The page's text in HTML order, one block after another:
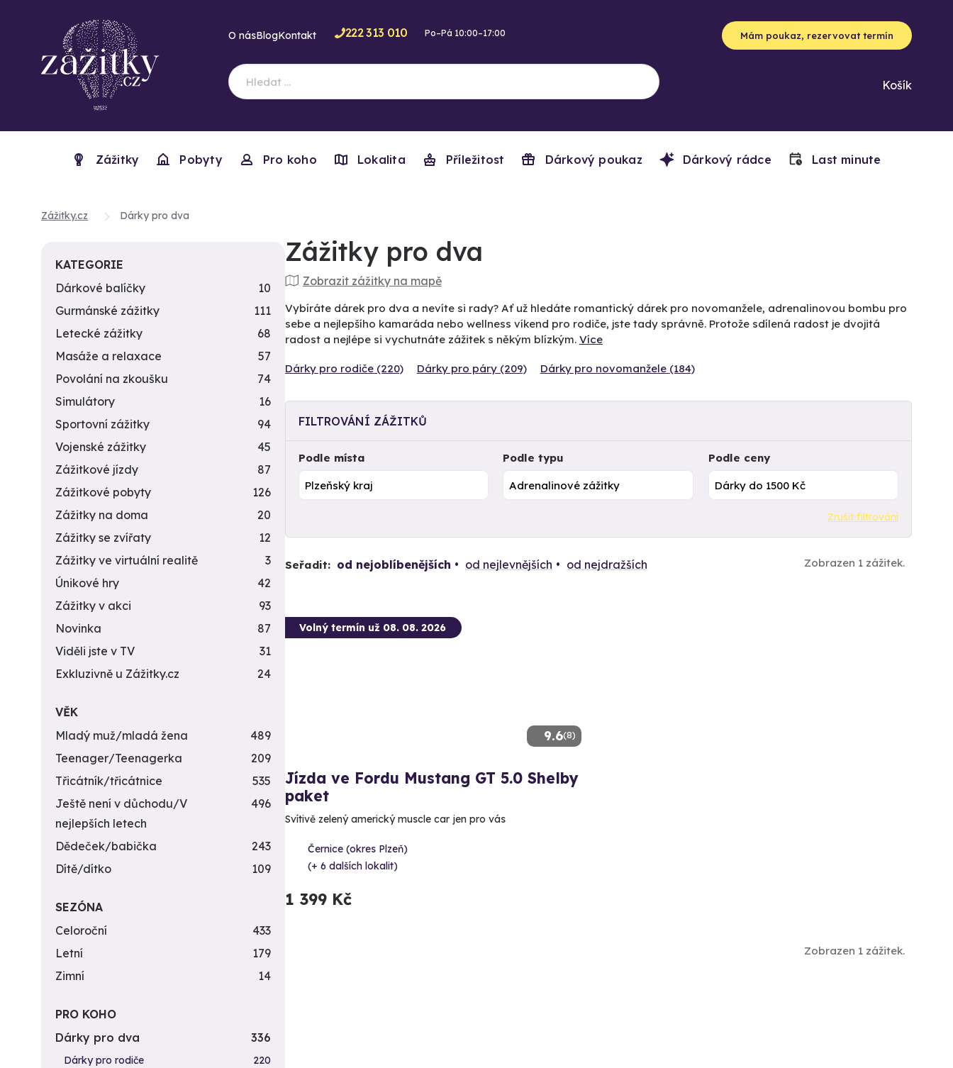
O násBlogKontakt 222 313 010 Po–Pá 10:00–17:00 Mám poukaz, rezervovat termín
Košík
Zážitky Pobyty Pro koho Lokalita Příležitost Dárkový poukaz Dárkový rádce Last minute
Zážitky.cz Dárky pro dva
Zážitky pro dva
Zobrazit zážitky na mapě
Vybíráte dárek pro dva a nevíte si rady? Ať už hledáte romantický dárek pro novomanžele, adrenalinovou bombu pro
sebe a nejlepšího kamaráda nebo wellness víkend pro rodiče, jste tady správně. Protože sdílená radost je dvojitá
radost a nejlépe si vychutnáte zážitek s někým blízkým. Více
Dárky pro rodiče (220) Dárky pro páry (209) Dárky pro novomanžele (184)
FILTROVÁNÍ ZÁŽITKŮ
Podle místa Podle typu Podle ceny
Zrušit filtrování
Seřadit: od nejoblíbenějších od nejlevnějších od nejdražších Zobrazen 1 zážitek.
9.6(8)
Volný termín už 08. 08. 2026
Jízda ve Fordu Mustang GT 5.0 Shelby
paket
Svítivě zelený americký muscle car jen pro vás
Černice (okres Plzeň)
(+ 6 dalších lokalit)
1 399 Kč
Zobrazen 1 zážitek.
KATEGORIE
Dárkové balíčky
10
Gurmánské zážitky
111
Letecké zážitky
68
Masáže a relaxace
57
Povolání na zkoušku
74
Simulátory
16
Sportovní zážitky
94
Vojenské zážitky
45
Zážitkové jízdy
87
Zážitkové pobyty
126
Zážitky na doma
20
Zážitky se zvířaty
12
Zážitky ve virtuální realitě
3
Únikové hry
42
Zážitky v akci
93
Novinka
87
Viděli jste v TV
31
Exkluzivně u Zážitky.cz
24
VĚK
Mladý muž/mladá žena
489
Teenager/Teenagerka
209
Třicátník/třicátnice
535
Ještě není v důchodu/V
nejlepších letech
496
Dědeček/babička
243
Dítě/dítko
109
SEZÓNA
Celoroční
433
Letní
179
Zimní
14
PRO KOHO
Dárky pro dva
336
Dárky pro rodiče
220